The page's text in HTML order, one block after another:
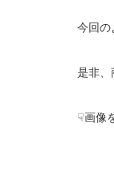
今回の
是非、
☟画像